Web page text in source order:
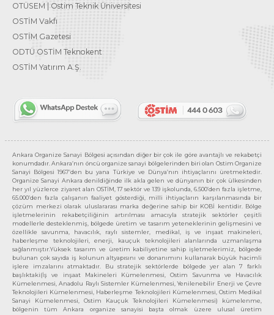
OTÜSEM | Ostim Teknik Üniversitesi
OSTİM Vakfı
OSTİM Gazetesi
ODTÜ OSTİM Teknokent
OSTİM Yatırım A.Ş.
Ankara Organize Sanayi Bölgesi açısından diğer bir çok ile göre avantajlı ve rekabetçi
konumdadır. Ankara’nın öncü organize sanayi bölgelerinden biri olan Ostim Organize
Sanayi Bölgesi 1967’den bu yana Türkiye ve Dünya’nın ihtiyaçlarını üretmektedir.
Organize Sanayi Ankara denildiğinde ilk akla gelen ve dünyanın bir çok ülkesinden
her yıl yüzlerce ziyaret alan OSTİM, 17 sektör ve 139 işkolunda, 6.500’den fazla işletme,
65.000’den fazla çalışanın faaliyet gösterdiği, milli ihtiyaçların karşılanmasında bir
çözüm merkezi olarak uluslararası marka değerine sahip bir KOBİ kentidir. Bölge
işletmelerinin rekabetçiliğinin artırılması amacıyla stratejik sektörler çeşitli
modellerle desteklenmiş, bölgede üretim ve tasarım yeteneklerinin gelişmesini ve
özellikle savunma, havacılık, raylı sistemler, medikal, iş ve inşaat makineleri,
haberleşme teknolojileri, enerji, kauçuk teknolojileri alanlarında uzmanlaşma
sağlanmıştır.Yüksek tasarım ve üretim kabiliyetine sahip işletmelerimiz, bölgede
bulunan çok sayıda iş kolunun altyapısını ve donanımını kullanarak büyük hacimli
işlere imzalarını atmaktadır. Bu stratejik sektörlerde bölgede yer alan 7 farklı
başlıktaki(İş ve inşaat Makineleri Kümelenmesi, Ostim Savunma ve Havacılık
Kümelenmesi, Anadolu Raylı Sistemler Kümelenmesi, Yenilenebilir Enerji ve Çevre
Teknolojileri Kümelenmesi, Haberleşme Teknolojileri Kümelenmesi, Ostim Medikal
Sanayi Kümelenmesi, Ostim Kauçuk Teknolojileri Kümelenmesi) kümelenme,
bölgenin tüm Ankara organize sanayisi başta olmak üzere ulusal üretim